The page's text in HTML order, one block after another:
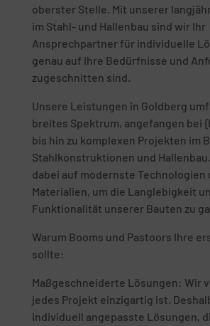
oberster Stelle. Mit unserer
im Stahl- und Hallenbau sind wir Ihr
Ansprechpartner für individuelle
genau auf Ihre Bedürfnisse und
zugeschnitten sind.
Unsere Leistungen in Goldberg
breites Spektrum, angefangen bei
bis hin zu komplexen Projekten im
Stahlkonstruktionen und
dabei auf modernste Technologien
Materialien, um die Langlebigkeit
Funktionalität unserer Bauten zu
Warum Booms und Pastoors Ihre
sollte:
Maßgeschneiderte Lösungen: Wir
jedes Projekt einzigartig ist.
individuell angepasste Lösungen,